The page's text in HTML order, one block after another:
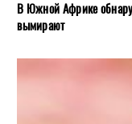
В Южной Африке
вымирают